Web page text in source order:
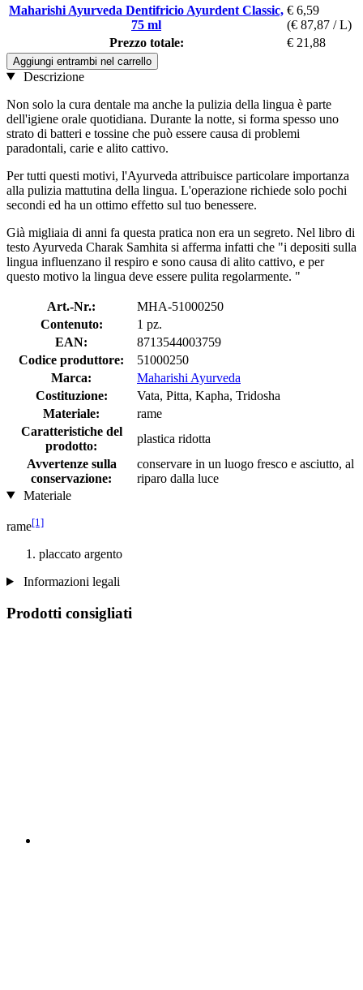
Maharishi Ayurveda Dentifricio Ayurdent Classic,
75 ml
€ 6,59
(€ 87,87 / L)
Prezzo totale:
€ 21,88
Aggiungi entrambi nel carrello
Descrizione
Non solo la cura dentale ma anche la pulizia della lingua è parte
dell'igiene orale quotidiana. Durante la notte, si forma spesso uno
strato di batteri e tossine che può essere causa di problemi
paradontali, carie e alito cattivo.
Per tutti questi motivi, l'Ayurveda attribuisce particolare importanza
alla pulizia mattutina della lingua. L'operazione richiede solo pochi
secondi ed ha un ottimo effetto sul tuo benessere.
Già migliaia di anni fa questa pratica non era un segreto. Nel libro di
testo Ayurveda Charak Samhita si afferma infatti che "i depositi sulla
lingua influenzano il respiro e sono causa di alito cattivo, e per
questo motivo la lingua deve essere pulita regolarmente. "
Art.-Nr.:
MHA-51000250
Contenuto:
1 pz.
EAN:
8713544003759
Codice produttore:
51000250
Marca:
Maharishi Ayurveda
Costituzione:
Vata, Pitta, Kapha, Tridosha
Materiale:
rame
Caratteristiche del
prodotto:
plastica ridotta
Avvertenze sulla
conservazione:
conservare in un luogo fresco e asciutto, al
riparo dalla luce
Materiale
rame[1]
placcato argento
Informazioni legali
Prodotti consigliati